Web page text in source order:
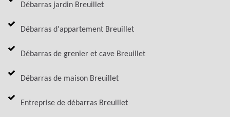
Débarras jardin Breuillet
Débarras d'appartement Breuillet
Débarras de grenier et cave Breuillet
Débarras de maison Breuillet
Entreprise de débarras Breuillet